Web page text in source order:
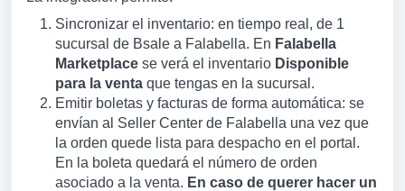
Sincronizar el inventario: en tiempo real, de 1
sucursal de Bsale a Falabella. En Falabella
Marketplace se verá el inventario Disponible
para la venta que tengas en la sucursal.
Emitir boletas y facturas de forma automática: se
envían al Seller Center de Falabella una vez que
la orden quede lista para despacho en el portal.
En la boleta quedará el número de orden
asociado a la venta. En caso de querer hacer un